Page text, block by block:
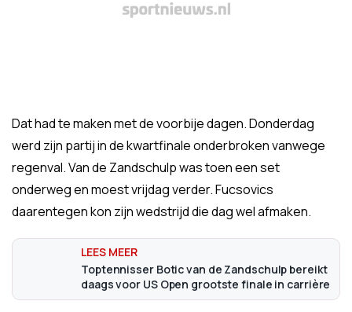
Dat had te maken met de voorbije dagen. Donderdag
werd zijn partij in de kwartfinale onderbroken vanwege
regenval. Van de Zandschulp was toen een set
onderweg en moest vrijdag verder. Fucsovics
daarentegen kon zijn wedstrijd die dag wel afmaken.
Toptennisser Botic van de Zandschulp bereikt
daags voor US Open grootste finale in carrière